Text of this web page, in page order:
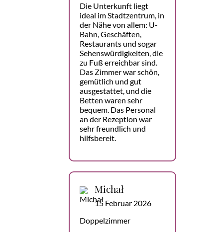
Die Unterkunft liegt
ideal im Stadtzentrum, in
der Nähe von allem: U-
Bahn, Geschäften,
Restaurants und sogar
Sehenswürdigkeiten, die
zu Fuß erreichbar sind.
Das Zimmer war schön,
gemütlich und gut
ausgestattet, und die
Betten waren sehr
bequem. Das Personal
an der Rezeption war
sehr freundlich und
hilfsbereit.
Michał
15 Februar 2026
Doppelzimmer